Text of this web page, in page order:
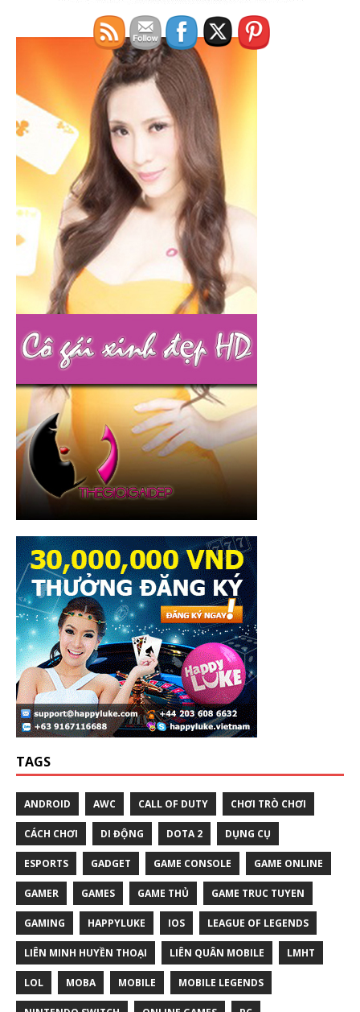
TAGS
ANDROID AWC CALL OF DUTY CHƠI TRÒ CHƠI
CÁCH CHƠI DI ĐỘNG DOTA 2 DỤNG CỤ
ESPORTS GADGET GAME CONSOLE GAME ONLINE
GAMER GAMES GAME THỦ GAME TRUC TUYEN
GAMING HAPPYLUKE IOS LEAGUE OF LEGENDS
LIÊN MINH HUYỀN THOẠI LIÊN QUÂN MOBILE LMHT
LOL MOBA MOBILE MOBILE LEGENDS